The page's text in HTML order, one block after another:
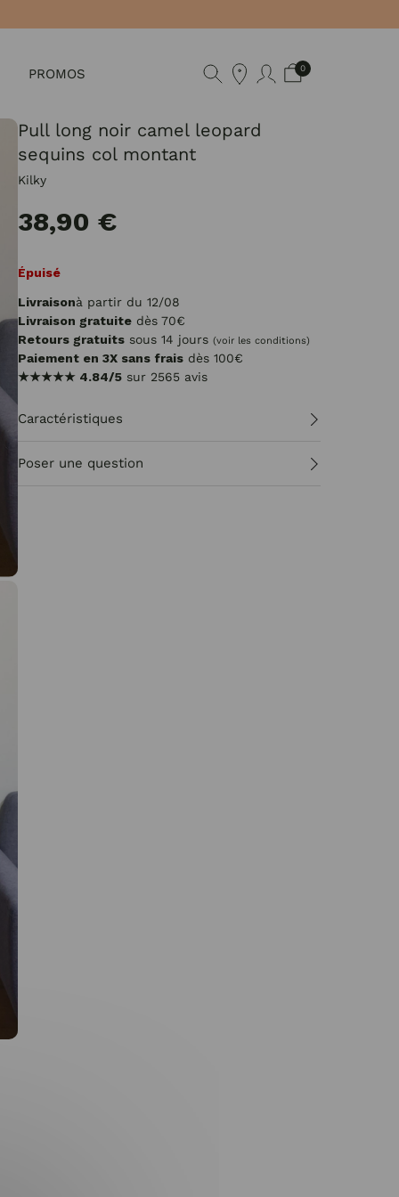
PROMOS 0
Pull long noir camel leopard
sequins col montant
Kilky
38,90 €
Épuisé
Livraisonà partir du 12/08
Livraison gratuite dès 70€
Retours gratuits sous 14 jours (voir les conditions)
Paiement en 3X sans frais dès 100€
★★★★★ 4.84/5 sur 2565 avis
Caractéristiques
Poser une question